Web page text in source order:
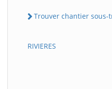
Trouver chantier sous-
RIVIERES